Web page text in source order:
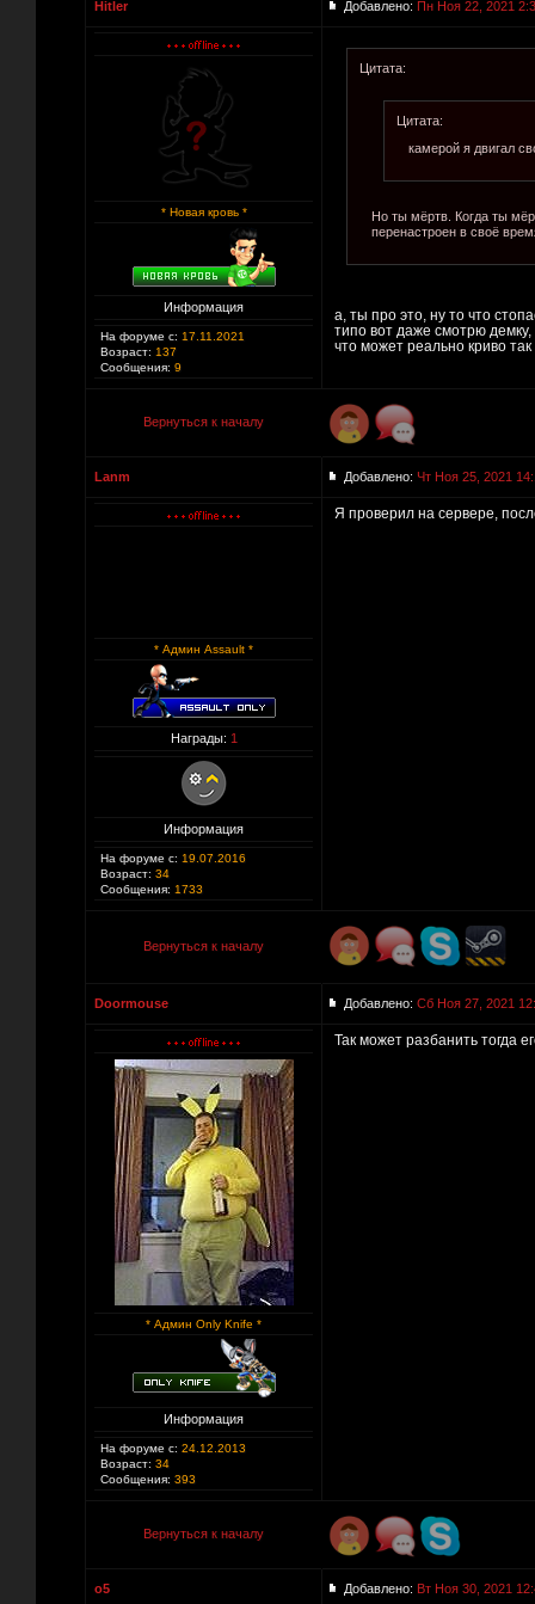
Hitler Добавлено: Пн Ноя 22, 2021
* Новая кровь *
Информация
На форуме с: 17.11.2021
Возраст: 137
Сообщения: 9
Цитата:
Цитата:
камерой я двигал
Но ты мёртв. Когда ты
перенастроен в своё
а, ты про это, ну то что
типо вот даже смотрю
что может реально криво
Вернуться к началу
Lanm Добавлено: Чт Ноя 25, 2021
* Админ Assault *
Награды: 1
Информация
На форуме с: 19.07.2016
Возраст: 34
Сообщения: 1733
Я проверил на сервере,
Вернуться к началу
Doormouse Добавлено: Сб Ноя 27, 2021
* Админ Only Knife *
Информация
На форуме с: 24.12.2013
Возраст: 34
Сообщения: 393
Так может разбанить тогда
Вернуться к началу
o5 Добавлено: Вт Ноя 30, 2021